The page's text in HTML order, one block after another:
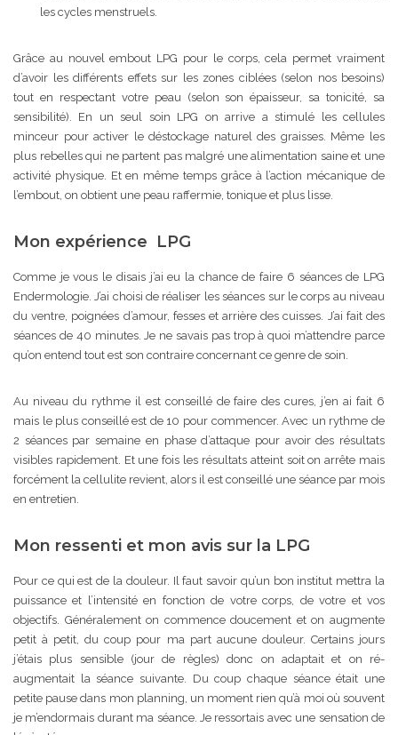
les cycles menstruels.
Grâce au nouvel embout LPG pour le corps, cela permet vraiment
d’avoir les différents effets sur les zones ciblées (selon nos besoins)
tout en respectant votre peau (selon son épaisseur, sa tonicité, sa
sensibilité). En un seul soin LPG on arrive a stimulé les cellules
minceur pour activer le déstockage naturel des graisses. Même les
plus rebelles qui ne partent pas malgré une alimentation saine et une
activité physique. Et en même temps grâce à l’action mécanique de
l’embout, on obtient une peau raffermie, tonique et plus lisse.
Mon expérience LPG
Comme je vous le disais j’ai eu la chance de faire 6 séances de LPG
Endermologie. J’ai choisi de réaliser les séances sur le corps au niveau
du ventre, poignées d’amour, fesses et arrière des cuisses. J’ai fait des
séances de 40 minutes. Je ne savais pas trop à quoi m’attendre parce
qu’on entend tout est son contraire concernant ce genre de soin.
Au niveau du rythme il est conseillé de faire des cures, j’en ai fait 6
mais le plus conseillé est de 10 pour commencer. Avec un rythme de
2 séances par semaine en phase d’attaque pour avoir des résultats
visibles rapidement. Et une fois les résultats atteint soit on arrête mais
forcément la cellulite revient, alors il est conseillé une séance par mois
en entretien.
Mon ressenti et mon avis sur la LPG
Pour ce qui est de la douleur. Il faut savoir qu’un bon institut mettra la
puissance et l’intensité en fonction de votre corps, de votre et vos
objectifs. Généralement on commence doucement et on augmente
petit à petit, du coup pour ma part aucune douleur. Certains jours
j’étais plus sensible (jour de règles) donc on adaptait et on ré-
augmentait la séance suivante. Du coup chaque séance était une
petite pause dans mon planning, un moment rien qu’à moi où souvent
je m’endormais durant ma séance. Je ressortais avec une sensation de